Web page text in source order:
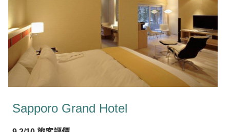
Sapporo Grand Hotel